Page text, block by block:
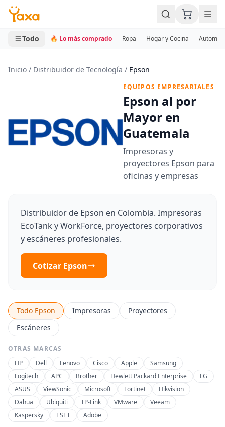
MINI CARRITO
0 productos
Todo 🔥 Lo más comprado Ropa Hogar y Cocina
Inicio / Distribuidor de Tecnología / Epson
EQUIPOS EMPRESARIALES
Epson al por
Mayor en
Guatemala
Impresoras y
proyectores Epson para
oficinas y empresas
Distribuidor de Epson en Colombia. Impresoras
EcoTank y WorkForce, proyectores corporativos
y escáneres profesionales.
Cotizar Epson
Todo Epson Impresoras
Proyectores
Escáneres
OTRAS MARCAS
HP
Dell Lenovo Cisco Apple
Samsung
Logitech
APC Brother Hewlett Packard Enterprise
LG
ASUS
ViewSonic Microsoft Fortinet
Hikvision
Dahua
Ubiquiti TP-Link VMware
Veeam
Kaspersky
ESET Adobe